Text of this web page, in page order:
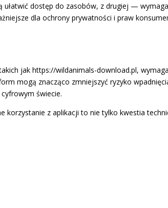
ułatwić dostęp do zasobów, z drugiej —
dla ochrony prywatności i praw
jak https://wildanimals-download.pl,
mogą znacząco zmniejszyć ryzyko
świecie.
korzystanie z aplikacji to nie tylko kwestia